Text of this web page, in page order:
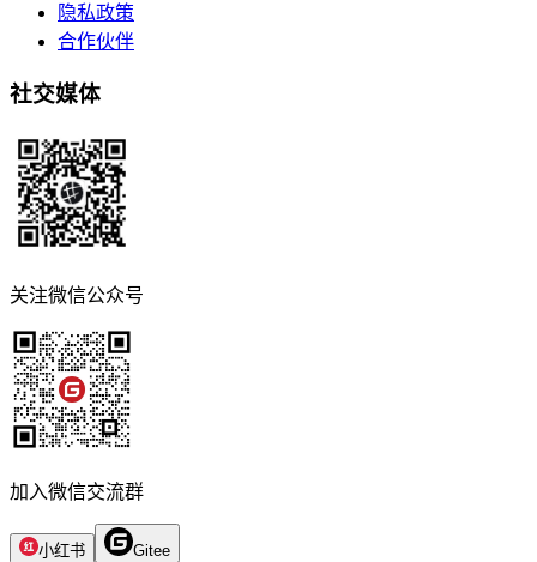
隐私政策
合作伙伴
社交媒体
关注微信公众号
加入微信交流群
小红书 Gitee